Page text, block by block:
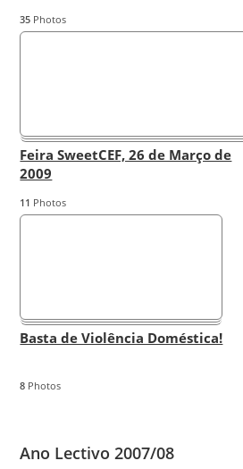
35 Photos
Feira SweetCEF, 26 de Março de
2009
11 Photos
Basta de Violência Doméstica!
8 Photos
Ano Lectivo 2007/08